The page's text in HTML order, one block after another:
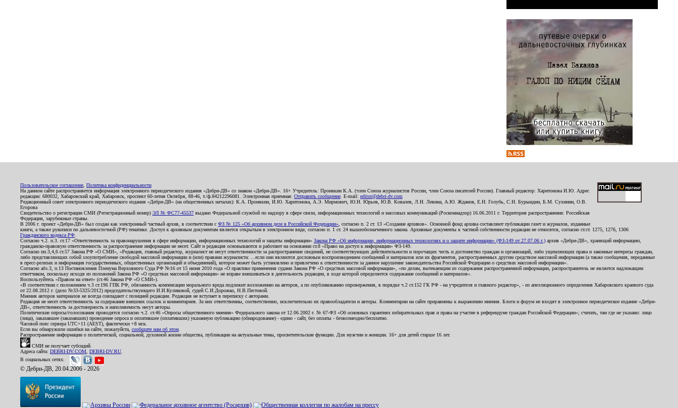
Пользовательское соглашение Политика конфиденциальности
На данном сайте распространяется информация электронного периодического издания «Дебри-ДВ» со знаком «Дебри-ДВ». 16+ Учредитель: Пронякин К.А. (член Союза журналистов России, член Союза писателей России). Главный редактор: Харитонова И.Ю. Адрес
редакции: 680032, Хабаровский край, Хабаровск, проспект 60-летия Октября, 88-46, т./ф.84212296081. Электронная приемная: Отправить сообщение . E-mail: editor@debri-dv.com
Редакционный совет электронного периодического издания «Дебри-ДВ» (на общественных началах): К.А. Пронякин, И.Ю. Харитонова, А.Э. Мирмович, Ю.Н. Юрьев, Ю.В. Ковалев, Л.Н. Левина, А.Ю. Жданов, Е.Н. Голубь, С.Н. Бурындин, Б.М. Сухинин, О.В.
Егорова
Свидетельство о регистрации СМИ (Регистрационный номер) ЭЛ № ФС77-45537 выдано Федеральной службой по надзору в сфере связи, информационных технологий и массовых коммуникаций (Роскомнадзор) 16.06.2011 г. Территория распространения: Российская
Федерация, зарубежные страны.
В 2006 г. проект «Дебри-ДВ» был создан как электронный частный архив, в соответствии с ФЗ № 125 «Об архивном деле в Российской Федерации» , согласно п. 2 ст. 13 «Создание архивов». Основной фонд архива составляют публикации газет и журналов, изданные
книги, а также рукописи по дальневосточной (РФ) тематике. Доступ к архивным документам является открытым в электронном виде, согласно п. 1 ст. 24 вышеобозначенного закона. Архивные документы к частной собственности редакции не относятся, согласно ст.ст. 1275, 1276, 1306
Гражданского кодекса РФ
Согласно ч.2. п.3. ст.17 «Ответственность за правонарушения в сфере информации, информационных технологий и защиты информации» Закона РФ «Об информации, информационных технологиях и о защите информации» (ФЗ-149 от 27.07.06 г.) архив «Дебри-ДВ», хранящий информацию,
гражданско-правовую ответственность за распространение информации не несет. Сайт и редакция основываются и работают на основании ст.8 «Право на доступ к информации» ФЗ-149.
Согласно пп.3,4,6 ст.57 Закона РФ «О СМИ», «Редакция, главный редактор, журналист не несут ответственности за распространение сведений, не соответствующих действительности и порочащих честь и достоинство граждан и организаций, либо ущемляющих права и законные интересы граждан,
либо представляющих собой злоупотребление свободой массовой информации и (или) правами журналиста: ...если они являются дословным воспроизведением сообщений и материалов или их фрагментов, распространенных другим средством массовой информации (а также сообщения, переданные
в пресс-релизах и информация государственных, общественных организаций и объединений), которое может быть установлено и привлечено к ответственности за данное нарушение законодательства Российской Федерации о средствах массовой информации».
Согласно абз.3, п.13 Постановления Пленума Верховного Суда РФ №16 от 15 июня 2010 года «О практике применения судами Закона РФ «О средствах массовой информации», «по делам, вытекающим из содержания распространенной информации, распространитель не является надлежащим
ответчиком, поскольку исходя из положений Закона РФ «О средствах массовой информации» не вправе вмешиваться в деятельность редакции, в ходе которой определяется содержание сообщений и материалов».
Воспользуйтесь «Правом на ответ» (ст.46 Закона РФ «О СМИ»).
«В соответствии с положением ч.3 ст.196 ГПК РФ, обязанность компенсации морального вреда подлежит возложению на авторов, а по опубликованию опровержения, в порядке ч.2 ст.152 ГК РФ - на учредителя и главного редактор», - из апелляционного определения Хабаровского краевого суда
от 22.08.2012 г. (дело №33-5325/2012) председательствующего И.И.Куликовой, судей С.И.Дорожко, Н.В.Пестовой.
Мнения авторов материалов не всегда совпадают с позицией редакции. Редакция не вступает в переписку с авторами.
Редакция не несет ответственность за содержание внешних ссылок и комментариев. За них ответственны, соответственно, исключительно их правообладатели и авторы. Комментарии на сайте приравнены к выражению мнения. Блоги и форум не входят в электронное периодическое издание «Дебри-
ДВ», ответственность за достоверность и наполняемость несут авторы.
Политические опросы/голосования проводятся согласно ч.2. ст.46 «Опросы общественного мнения» Федерального закона от 12.06.2002 г. № 67-ФЗ «Об основных гарантиях избирательных прав и права на участие в референдуме граждан Российской Федерации»; считать, там где не указано: лицо
(лица), заказавшее (заказавших) проведение опроса и оплатившее (оплативших) указанную публикацию (обнародование) - едино - сайт, без оплаты - безвозмездно/бесплатно.
Часовой пояс сервера UTC+11 (AEST), фактически +8 мск.
Если вы обнаружили ошибки на сайте, пожалуйста, сообщите нам об этом
Распространение информации о политической, социальной, духовной жизни общества, публикации на актуальные темы, просветительские функции. Для мужчин и женщин. 16+ для детей старше 16 лет.
СМИ не получает субсидий.
Адреса сайта: DEBRI-DV.COM DEBRI-DV.RU
В социальных сетях:
© Дебри-ДВ, 20.04.2006 - 2026